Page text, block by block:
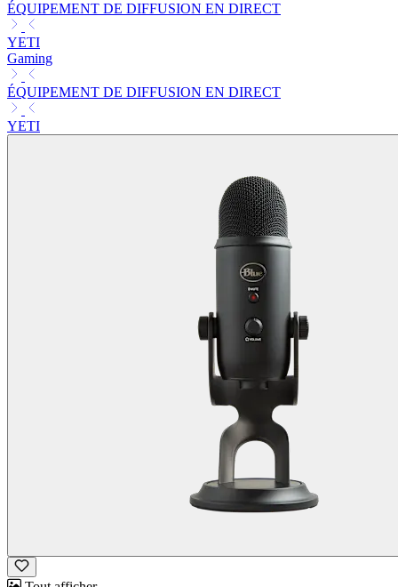
ÉQUIPEMENT DE DIFFUSION EN DIRECT
YETI
Gaming
ÉQUIPEMENT DE DIFFUSION EN DIRECT
YETI